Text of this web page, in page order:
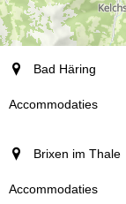
plaats
Accommodaties
Bad Häring
Brixen im Thale